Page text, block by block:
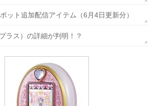
ット追加配信アイテム（6月4日更新分）
ラス）の詳細が判明！？